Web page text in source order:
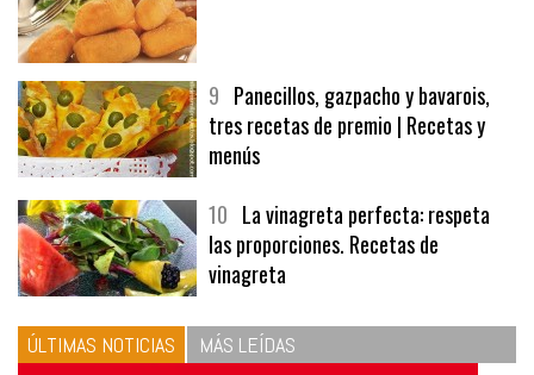
9Panecillos, gazpacho y bavarois,
tres recetas de premio | Recetas y
menús
10La vinagreta perfecta: respeta
las proporciones. Recetas de
vinagreta